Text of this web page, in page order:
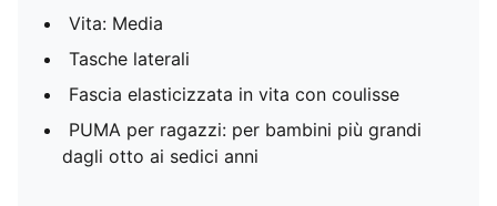
Vita: Media
Tasche laterali
Fascia elasticizzata in vita con coulisse
PUMA per ragazzi: per bambini più grandi
dagli otto ai sedici anni